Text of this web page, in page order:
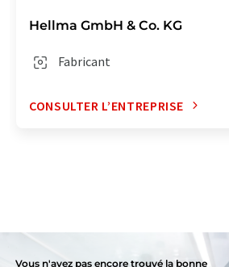
Hellma GmbH & Co. KG
Fabricant
CONSULTER L’ENTREPRISE
Vous n'avez pas encore trouvé la bonne